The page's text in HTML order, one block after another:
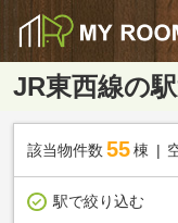
JR東西線の
該当物件数 55棟
駅で絞り込む